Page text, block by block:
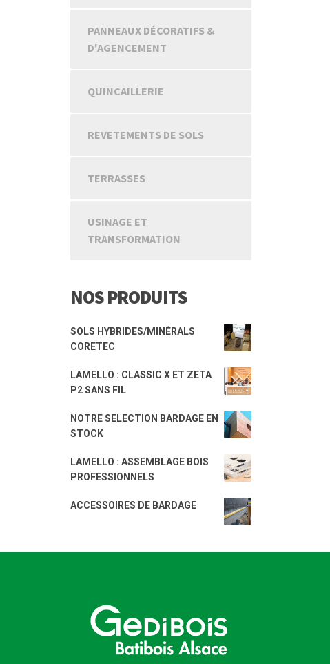
PANNEAUX DÉCORATIFS &
D'AGENCEMENT
QUINCAILLERIE
REVETEMENTS DE SOLS
TERRASSES
USINAGE ET
TRANSFORMATION
NOS PRODUITS
SOLS HYBRIDES/MINÉRALS
CORETEC
LAMELLO : CLASSIC X ET ZETA
P2 SANS FIL
NOTRE SELECTION BARDAGE EN
STOCK
LAMELLO : ASSEMBLAGE BOIS
PROFESSIONNELS
ACCESSOIRES DE BARDAGE